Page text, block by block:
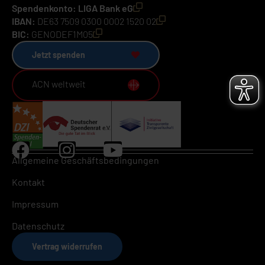
Spendenkonto: LIGA Bank eG
IBAN: DE63 7509 0300 0002 1520 02
BIC: GENODEF1M05
Jetzt spenden
ACN weltweit
Allgemeine Geschäftsbedingungen
Kontakt
Impressum
Datenschutz
Vertrag widerrufen